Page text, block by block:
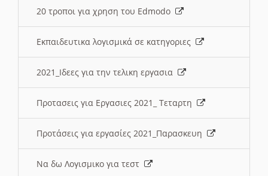
20 τροποι για χρηση του Edmodo
Εκπαιδευτικα λογισμικά σε κατηγοριες
2021_Ιδεες για την τελικη εργασια
Προτασεις για Εργασιες 2021_ Τεταρτη
Προτάσεις για εργασίες 2021_Παρασκευη
Να δω Λογισμικο για τεστ